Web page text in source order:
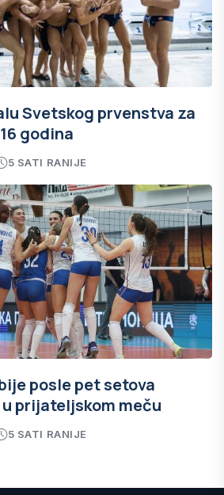
Svetskog prvenstva za
godina
5 SATI RANIJE
posle pet setova
prijateljskom meču
5 SATI RANIJE